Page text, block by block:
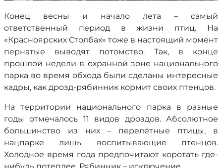
Конец весны и начало лета – самый
ответственный период в жизни птиц. На
«Красноярских Столбах» тоже в настоящий момент
пернатые выводят потомство. Так, в конце
прошлой недели в охранной зоне национального
парка во время обхода были сделаны интересные
кадры, как дрозд-рябинник кормит своих птенцов.
На территории национального парка в разные
годы отмечалось 11 видов дроздов. Абсолютное
большинство из них – перелётные птицы, в
нацпарке лишь воспитывающие птенцов.
Холодное время года предпочитают коротать где-